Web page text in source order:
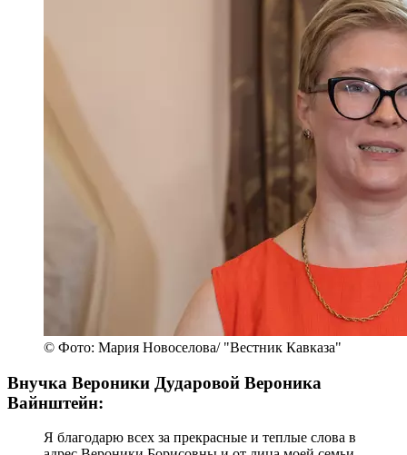
© Фото: Мария Новоселова/ "Вестник Кавказа"
Внучка Вероники Дударовой Вероника
Вайнштейн:
Я благодарю всех за прекрасные и теплые слова в